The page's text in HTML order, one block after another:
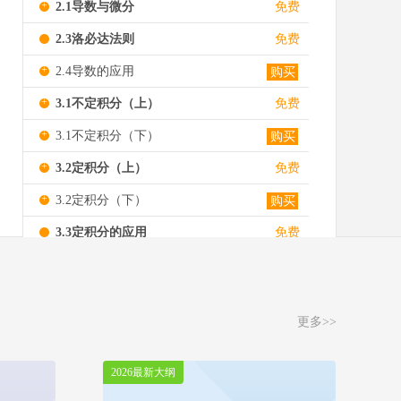
+ 2.1导数与微分 免费
2.3洛必达法则 免费
+ 2.4导数的应用 购买
+ 3.1不定积分（上） 免费
+ 3.1不定积分（下） 购买
+ 3.2定积分（上） 免费
+ 3.2定积分（下） 购买
3.3定积分的应用 免费
免费
计数原理与排列组合
更多>>
2026最新大纲